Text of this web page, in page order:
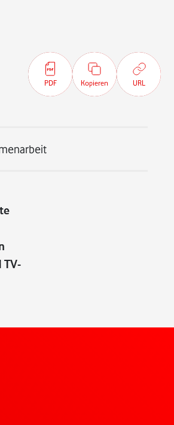
PDF Kopieren URL